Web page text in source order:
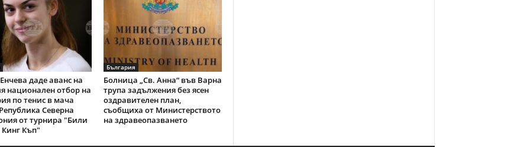
даде аванс на
национален отбор на
по тенис в мача
Северна
от турнира "Били
Къп"
България
Болница „Св. Анна“ във Варна
трупа задължения без ясен
оздравителен план,
съобщиха от Министерството
на здравеопазването